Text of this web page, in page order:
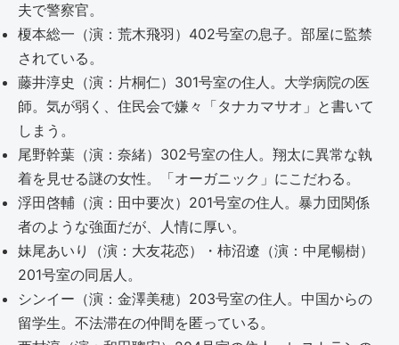
夫で警察官。
榎本総一（演：荒木飛羽）402号室の息子。部屋に監禁
されている。
藤井淳史（演：片桐仁）301号室の住人。大学病院の医
師。気が弱く、住民会で嫌々「タナカマサオ」と書いて
しまう。
尾野幹葉（演：奈緒）302号室の住人。翔太に異常な執
着を見せる謎の女性。「オーガニック」にこだわる。
浮田啓輔（演：田中要次）201号室の住人。暴力団関係
者のような強面だが、人情に厚い。
妹尾あいり（演：大友花恋）・柿沼遼（演：中尾暢樹）
201号室の同居人。
シンイー（演：金澤美穂）203号室の住人。中国からの
留学生。不法滞在の仲間を匿っている。